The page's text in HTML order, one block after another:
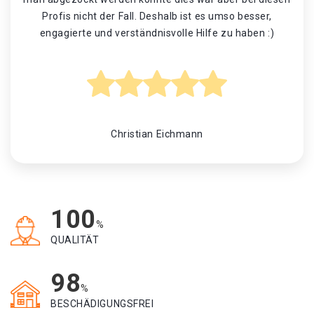
Profis nicht der Fall. Deshalb ist es umso besser,
engagierte und verständnisvolle Hilfe zu haben :)
Christian Eichmann
100%
QUALITÄT
98%
BESCHÄDIGUNGSFREI